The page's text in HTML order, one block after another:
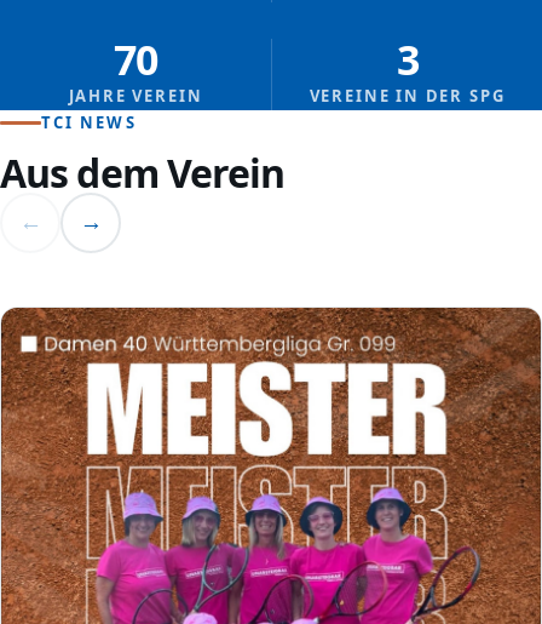
70
JAHRE VEREIN
3
VEREINE IN DER SPG
TCI NEWS
Aus dem Verein
← →